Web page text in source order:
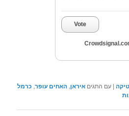
Vote
|עם התגים איראן,האחים עופר, כרמל